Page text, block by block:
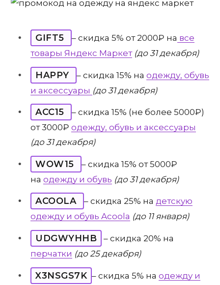
GIFT5 – скидка 5% от 2000₽ на все
товары Яндекс Маркет (до 31 декабря)
HAPPY – скидка 15% на одежду, обувь
и аксессуары (до 31 декабря)
ACC15
– скидка 15% (не более 5000₽)
от 3000₽ одежду, обувь и аксессуары
(до 31 декабря)
WOW15
– скидка 15% от 5000₽
на одежду и обувь (до 31 декабря)
ACOOLA – скидка 25% на детскую
одежду и обувь Acoola (до 11 января)
UDGWYHHB
– скидка 20% на
перчатки (до 25 декабря)
X3NSGS7K – скидка 5% на одежду и